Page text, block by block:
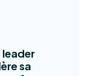
leader
sa